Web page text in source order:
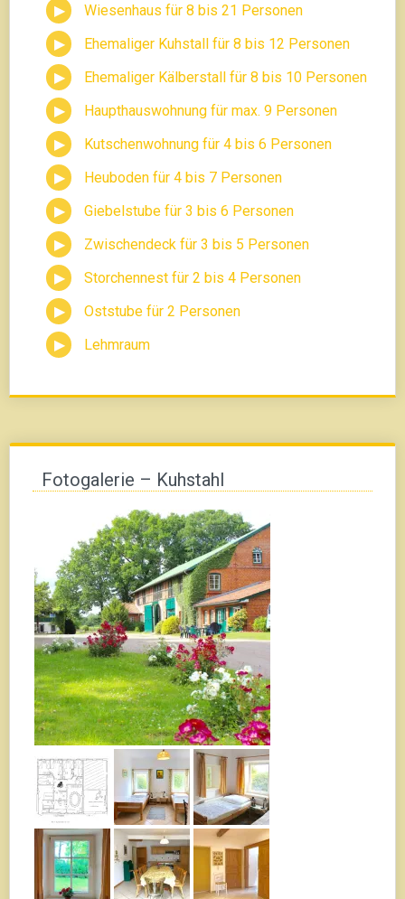
Wiesenhaus für 8 bis 21 Personen
Ehemaliger Kuhstall für 8 bis 12 Personen
Ehemaliger Kälberstall für 8 bis 10 Personen
Haupthauswohnung für max. 9 Personen
Kutschenwohnung für 4 bis 6 Personen
Heuboden für 4 bis 7 Personen
Giebelstube für 3 bis 6 Personen
Zwischendeck für 3 bis 5 Personen
Storchennest für 2 bis 4 Personen
Oststube für 2 Personen
Lehmraum
Fotogalerie – Kuhstahl